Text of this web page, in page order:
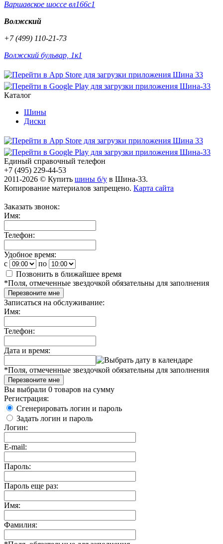
Варшавское шоссе вл166с1
Волжский
+7 (499) 110-21-73
Волжский бульвар, 1к1
Каталог
Шины
Диски
Единый справочный телефон
+7 (495) 229-44-53
2011-2026 © Купить шины б/у в Шина-33.
Копирование материалов запрещено. Карта сайта
Заказать звонок:
Имя:
Телефон:
Удобное время:
c
по
Позвонить в ближайшее время
*Поля, отмеченные звездочкой обязательны для заполнения
Перезвоните мне
Записаться на обслуживание:
Имя:
Телефон:
Дата и время:
*Поля, отмеченные звездочкой обязательны для заполнения
Перезвоните мне
Вы выбрали 0 товаров на сумму
Регистрация:
Сгенерировать логин и пароль
Задать логин и пароль
Логин:
E-mail:
Пароль:
Пароль еще раз:
Имя:
Фамилия: